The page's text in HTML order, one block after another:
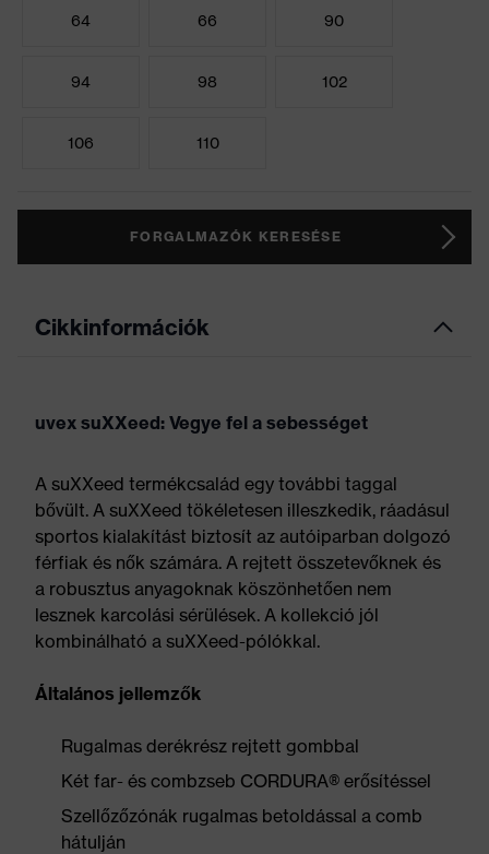
64 66 90
94 98 102
106 110
FORGALMAZÓK KERESÉSE
Cikkinformációk
uvex suXXeed: Vegye fel a sebességet
A suXXeed termékcsalád egy további taggal
bővült. A suXXeed tökéletesen illeszkedik, ráadásul
sportos kialakítást biztosít az autóiparban dolgozó
férfiak és nők számára. A rejtett összetevőknek és
a robusztus anyagoknak köszönhetően nem
lesznek karcolási sérülések. A kollekció jól
kombinálható a suXXeed-pólókkal.
Általános jellemzők
Rugalmas derékrész rejtett gombbal
Két far- és combzseb CORDURA® erősítéssel
Szellőzőzónák rugalmas betoldással a comb
hátulján